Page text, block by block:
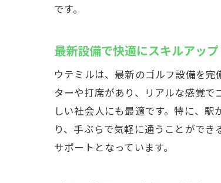
です。
最新設備で快適にスキルアップ
ウテミルは、最新のゴルフ設備を
ターや打席があり、リアルな感覚
しい社会人にも最適です。特に、
り、手ぶらで気軽に通うことがで
サポートとなっています。